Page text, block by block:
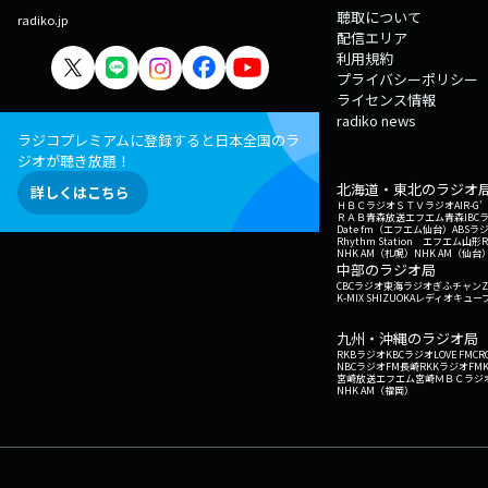
radiko.jp
ラジコプレミアムに登録すると日本全国のラ
ジオが聴き放題！
詳しくはこちら
聴取について
配信エリア
利用規約
プライバシーポリシー
ライセンス情報
radiko news
北海道・東北のラジオ
ＨＢＣラジオＳＴＶラジオAIR-G'
ＲＡＢ青森放送エフエム青森IBC
Date fm（エフエム仙台） ABSラ
Rhythm Station エフエム山形
NHK AM（札幌） NHK AM（仙台
中部のラジオ局
CBCラジオ東海ラジオぎふチャン
K-MIX SHIZUOKAレディオキュー
九州・沖縄のラジオ局
RKBラジオKBCラジオLOVE FM
NBCラジオFM長崎RKKラジオ
宮崎放送エフエム宮崎ＭＢＣラジ
NHK AM（福岡）